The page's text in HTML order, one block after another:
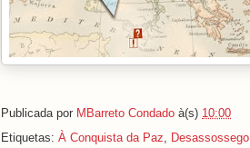
Publicada por MBarreto Condado à(s) 10:00
Etiquetas: À Conquista da Paz, Desassossego